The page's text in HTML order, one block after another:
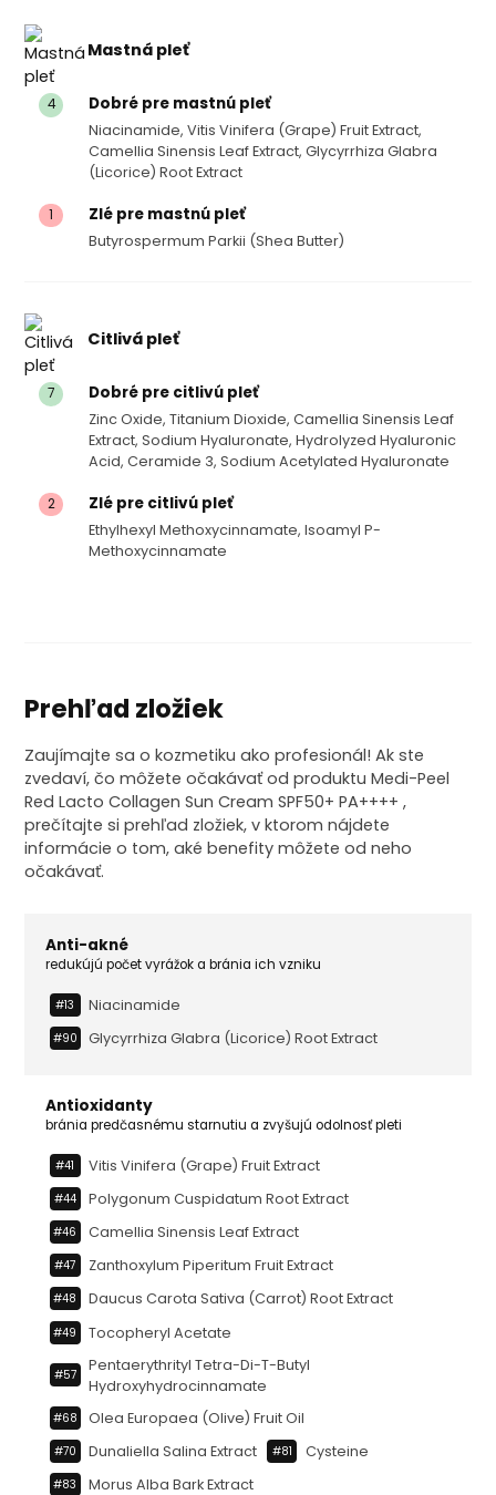
Mastná pleť
4 Dobré pre mastnú pleť
Niacinamide, Vitis Vinifera (grape) Fruit Extract,
Camellia Sinensis Leaf Extract, Glycyrrhiza Glabra
(licorice) Root Extract
1 Zlé pre mastnú pleť
Butyrospermum Parkii (shea Butter)
Citlivá pleť
7 Dobré pre citlivú pleť
Zinc Oxide, Titanium Dioxide, Camellia Sinensis Leaf
Extract, Sodium Hyaluronate, Hydrolyzed Hyaluronic
Acid, Ceramide 3, Sodium Acetylated Hyaluronate
2 Zlé pre citlivú pleť
Ethylhexyl Methoxycinnamate, Isoamyl P-
Methoxycinnamate
Prehľad zložiek
Zaujímajte sa o kozmetiku ako profesionál! Ak ste
zvedaví, čo môžete očakávať od produktu Medi-Peel
Red Lacto Collagen Sun Cream SPF50+ PA++++ ,
prečítajte si prehľad zložiek, v ktorom nájdete
informácie o tom, aké benefity môžete od neho
očakávať.
Anti-akné
redukújú počet vyrážok a bránia ich vzniku
#13 Niacinamide
#90 Glycyrrhiza Glabra (licorice) Root Extract
Antioxidanty
bránia predčasnému starnutiu a zvyšujú odolnosť pleti
#41 Vitis Vinifera (grape) Fruit Extract
#44 Polygonum Cuspidatum Root Extract
#46 Camellia Sinensis Leaf Extract
#47 Zanthoxylum Piperitum Fruit Extract
#48 Daucus Carota Sativa (carrot) Root Extract
#49 Tocopheryl Acetate
#57
Pentaerythrityl Tetra-Di-T-Butyl
Hydroxyhydrocinnamate
#68 Olea Europaea (olive) Fruit Oil
#70 Dunaliella Salina Extract #81 Cysteine
#83 Morus Alba Bark Extract